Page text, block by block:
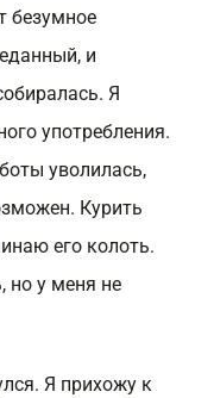
безумное
и
Я
употребления.
уволилась,
Курить
его колоть.
но у меня не
Я прихожу к